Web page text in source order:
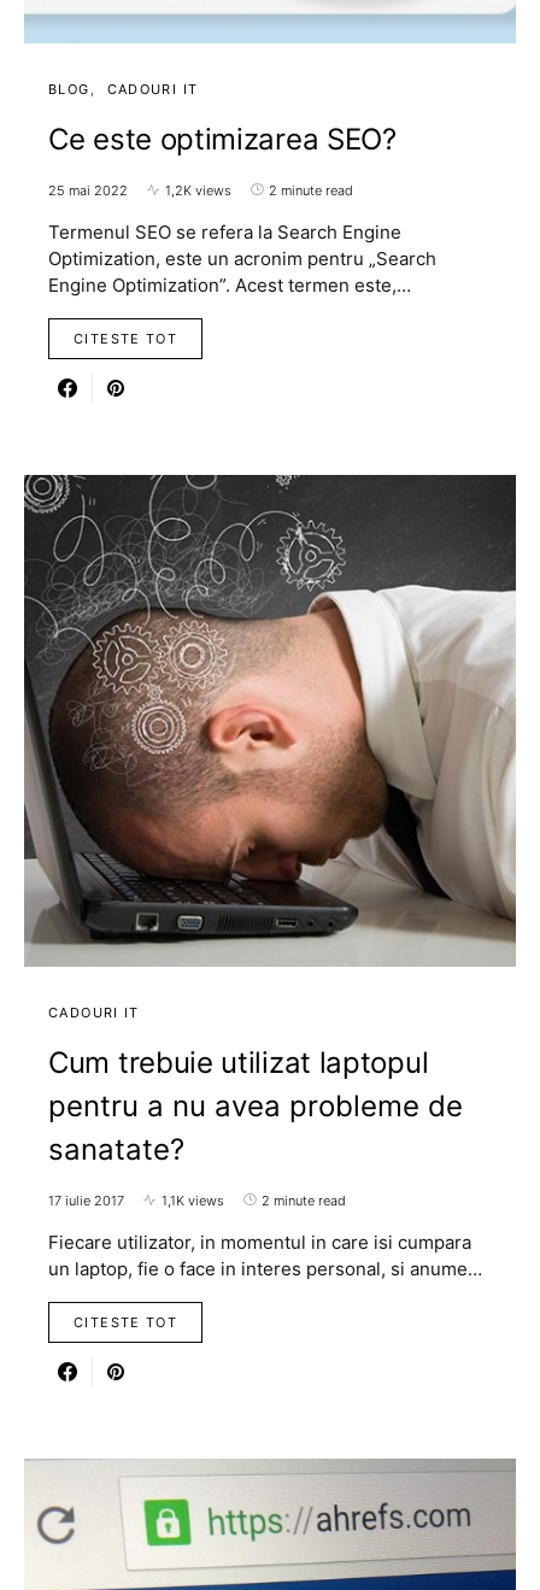
BLOG CADOURI IT
Ce este optimizarea SEO?
25 mai 2022 1,2K views 2 minute read
Termenul SEO se refera la Search Engine
Optimization, este un acronim pentru „Search
Engine Optimization”. Acest termen este,…
CITESTE TOT
CADOURI IT
Cum trebuie utilizat laptopul
pentru a nu avea probleme de
sanatate?
17 iulie 2017 1,1K views 2 minute read
Fiecare utilizator, in momentul in care isi cumpara
un laptop, fie o face in interes personal, si anume…
CITESTE TOT